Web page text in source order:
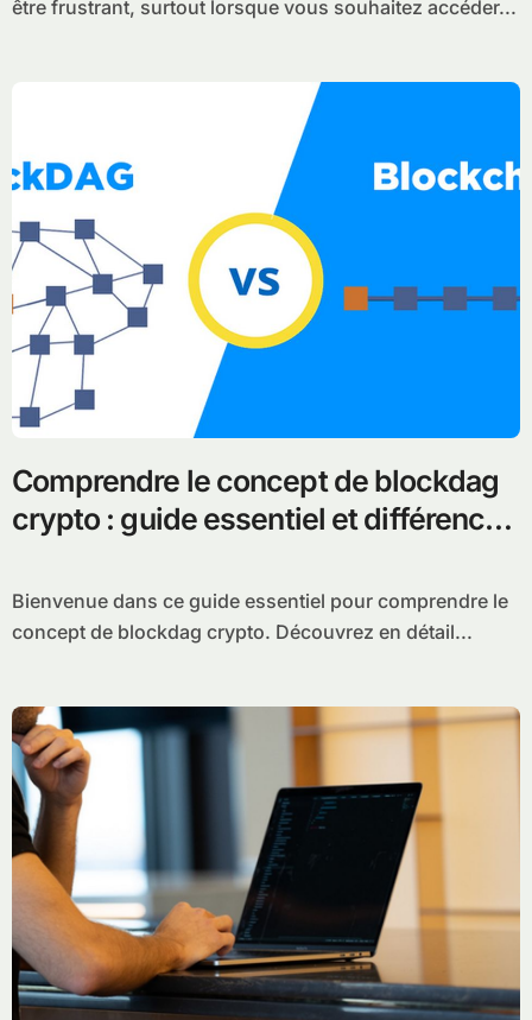
être frustrant, surtout lorsque vous souhaitez accéder...
Comprendre le concept de blockdag
crypto : guide essentiel et différences
Bienvenue dans ce guide essentiel pour comprendre le
concept de blockdag crypto. Découvrez en détail...